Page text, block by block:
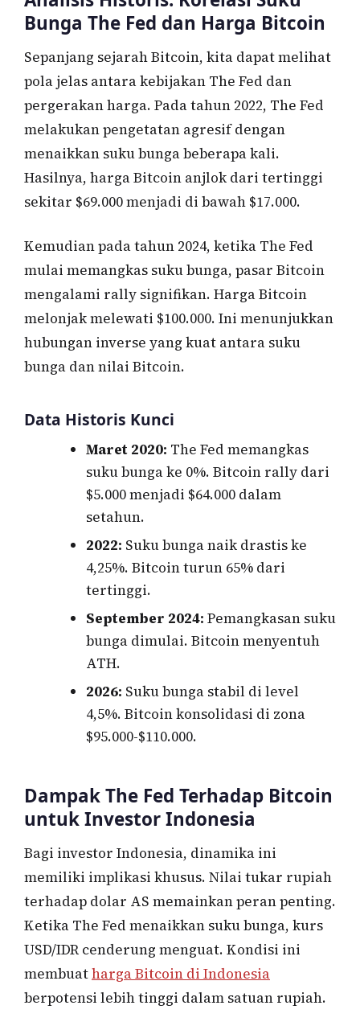
Bunga The Fed dan Harga Bitcoin
Sepanjang sejarah Bitcoin, kita dapat melihat
pola jelas antara kebijakan The Fed dan
pergerakan harga. Pada tahun 2022, The Fed
melakukan pengetatan agresif dengan
menaikkan suku bunga beberapa kali.
Hasilnya, harga Bitcoin anjlok dari tertinggi
sekitar $69.000 menjadi di bawah $17.000.
Kemudian pada tahun 2024, ketika The Fed
mulai memangkas suku bunga, pasar Bitcoin
mengalami rally signifikan. Harga Bitcoin
melonjak melewati $100.000. Ini menunjukkan
hubungan inverse yang kuat antara suku
bunga dan nilai Bitcoin.
Data Historis Kunci
Maret 2020: The Fed memangkas
suku bunga ke 0%. Bitcoin rally dari
$5.000 menjadi $64.000 dalam
setahun.
2022: Suku bunga naik drastis ke
4,25%. Bitcoin turun 65% dari
tertinggi.
September 2024: Pemangkasan suku
bunga dimulai. Bitcoin menyentuh
ATH.
2026: Suku bunga stabil di level
4,5%. Bitcoin konsolidasi di zona
$95.000-$110.000.
Dampak The Fed Terhadap Bitcoin
untuk Investor Indonesia
Bagi investor Indonesia, dinamika ini
memiliki implikasi khusus. Nilai tukar rupiah
terhadap dolar AS memainkan peran penting.
Ketika The Fed menaikkan suku bunga, kurs
USD/IDR cenderung menguat. Kondisi ini
membuatharga Bitcoin di Indonesia
berpotensi lebih tinggi dalam satuan rupiah.